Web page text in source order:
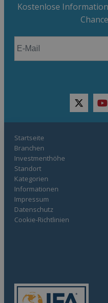
Kostenlose
twitter
Startseite
Branchen
Investmenthöhe
Standort
Kategorien
Informationen
Impressum
Datenschutz
Cookie-Richtlinien